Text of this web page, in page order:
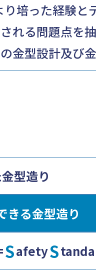
培った経験と
れる問題点を
⾦型設計及び
型造り
きる⾦型造り
SafetyS